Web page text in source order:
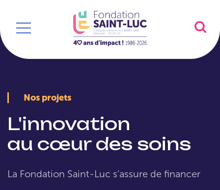
Nos projets
L'innovation
au cœur des soins
La Fondation Saint-Luc s’assure de financer